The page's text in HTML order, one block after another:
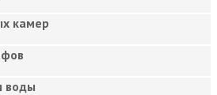
камер
воды